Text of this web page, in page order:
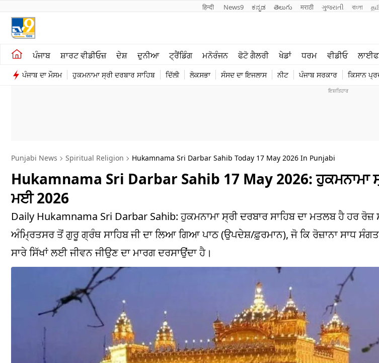
हिन्दी News9 ಕನ್ನಡ తెలుగు मराठी ગુજરાતી বাংলা
ਪੰਜਾਬ ਸ਼ਾਰਟ ਵੀਡੀਓਜ਼ ਦੇਸ਼ ਦੁਨੀਆ ਟ੍ਰੈਂਡਿੰਗ ਮਨੋਰੰਜਨ ਫੋਟੋ ਗੈਲਰੀ ਖੇਡਾਂ ਧਰਮ ਵੀਡੀਓ
ਪੰਜਾਬ ਦਾ ਮੌਸਮ ਹੁਕਮਨਾਮਾ ਸ੍ਰੀ ਦਰਬਾਰ ਸਾਹਿਬ ਦਿੱਲੀ ਲੋਕਸਭਾ ਸੰਸਦ ਦਾ ਇਜਲਾਸ ਨੀਟ ਪੰਜਾਬ ਸਰਕਾਰ ਕਿਸਾਨ
ਖੇਤੀਬਾੜੀ
ਸ਼ਾਰਟ ਵੀਡੀਓਜ਼
ਮਨੋਰੰਜਨ
ਪੰਜਾਬ
Punjabi News Spiritual Religion Hukamnama Sri Darbar Sahib Today 17 May 2026 In Punjabi
Hukamnama Sri Darbar Sahib 17 May 2026: ਹੁਕਮਨਾਮਾ
ਮਈ 2026
Daily Hukamnama Sri Darbar Sahib: ਹੁਕਮਨਾਮਾ ਸ੍ਰੀ ਦਰਬਾਰ ਸਾਹਿਬ ਦਾ ਮਤਲਬ ਹੈ ਹਰ ਰੋਜ਼
ਅੰਮ੍ਰਿਤਸਰ ਤੋਂ ਗੁਰੂ ਗ੍ਰੰਥ ਸਾਹਿਬ ਜੀ ਦਾ ਲਿਆ ਗਿਆ ਪਾਠ (ਉਪਦੇਸ਼/ਫ਼ੁਰਮਾਨ), ਜੋ ਕਿ ਰੋਜ਼ਾਨਾ ਸਾਧ
ਸਾਰੇ ਸਿੱਖਾਂ ਲਈ ਜੀਵਨ ਜੀਉਣ ਦਾ ਮਾਰਗ ਦਰਸਾਉਂਦਾ ਹੈ।